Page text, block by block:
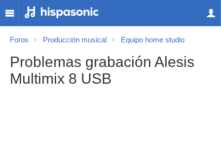
Foros Producción musical Equipo home studio
Problemas grabación Alesis
Multimix 8 USB